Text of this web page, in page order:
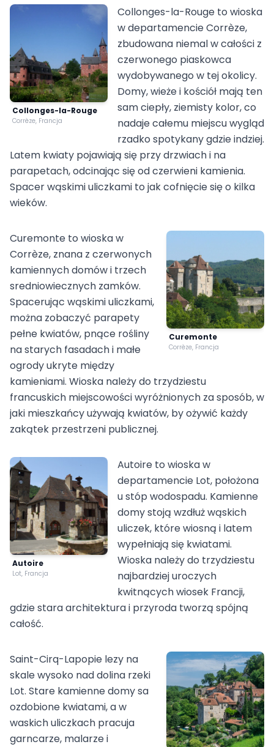
Collonges-la-Rouge
Corrèze, Francja
Collonges-la-Rouge to wioska
w departamencie Corrèze,
zbudowana niemal w całości z
czerwonego piaskowca
wydobywanego w tej okolicy.
Domy, wieże i kościół mają ten
sam ciepły, ziemisty kolor, co
nadaje całemu miejscu wygląd
rzadko spotykany gdzie indziej.
Latem kwiaty pojawiają się przy drzwiach i na
parapetach, odcinając się od czerwieni kamienia.
Spacer wąskimi uliczkami to jak cofnięcie się o kilka
wieków.
Curemonte
Corrèze, Francja
Curemonte to wioska w
Corrèze, znana z czerwonych
kamiennych domów i trzech
sredniowiecznych zamków.
Spacerując wąskimi uliczkami,
można zobaczyć parapety
pełne kwiatów, pnące rośliny
na starych fasadach i małe
ogrody ukryte między
kamieniami. Wioska należy do trzydziestu
francuskich miejscowości wyróżnionych za sposób, w
jaki mieszkańcy używają kwiatów, by ożywić każdy
zakątek przestrzeni publicznej.
Autoire
Lot, Francja
Autoire to wioska w
departamencie Lot, położona
u stóp wodospadu. Kamienne
domy stoją wzdłuż wąskich
uliczek, które wiosną i latem
wypełniają się kwiatami.
Wioska należy do trzydziestu
najbardziej uroczych
kwitnących wiosek Francji,
gdzie stara architektura i przyroda tworzą spójną
całość.
Saint-Cirq-Lapopie lezy na
skale wysoko nad dolina rzeki
Lot. Stare kamienne domy sa
ozdobione kwiatami, a w
waskich uliczkach pracuja
garncarze, malarze i